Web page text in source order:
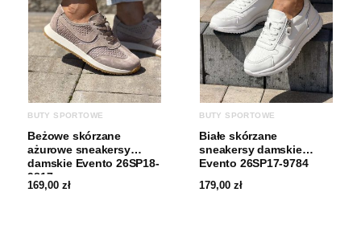
BUTY SPORTOWE
Beżowe skórzane
ażurowe sneakersy
damskie Evento 26SP18-
9817
169,00zł
BUTY SPORTOWE
Białe skórzane
sneakersy damskie
Evento 26SP17-9784
179,00zł